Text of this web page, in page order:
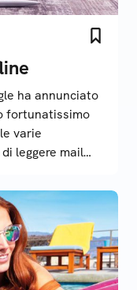
ha annunciato
fortunatissimo
varie
leggere mail